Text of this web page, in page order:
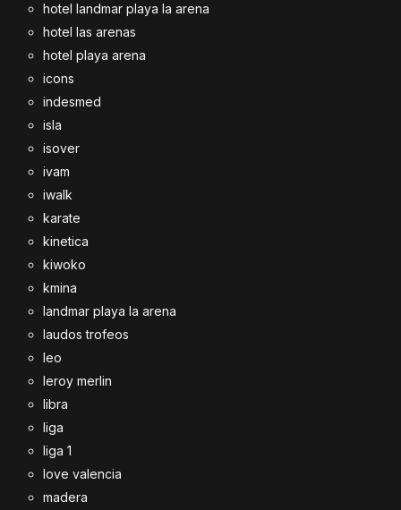
hotel landmar playa la arena
hotel las arenas
hotel playa arena
icons
indesmed
isla
isover
ivam
iwalk
karate
kinetica
kiwoko
kmina
landmar playa la arena
laudos trofeos
leo
leroy merlin
libra
liga
liga 1
love valencia
madera